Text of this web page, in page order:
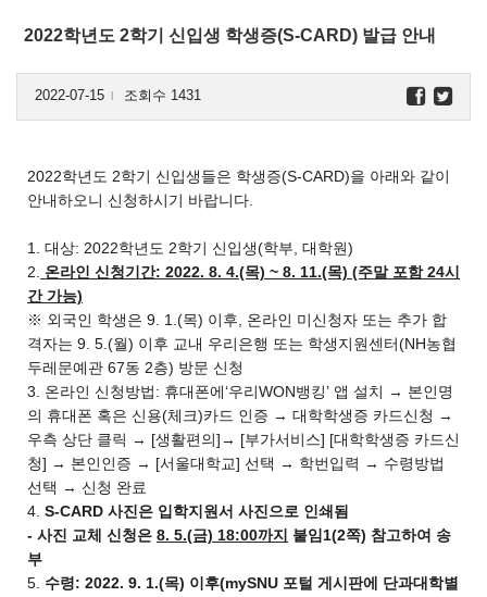
2022학년도 2학기 신입생 학생증(S-CARD) 발급 안내
2022-07-15 l 조회수 1431
2022학년도 2학기 신입생들은 학생증(S-CARD)을 아래와 같이
안내하오니 신청하시기 바랍니다.
1. 대상: 2022학년도 2학기 신입생(학부, 대학원)
2.
온라인 신청기간: 2022. 8. 4.(목) ~ 8. 11.(목) (주말 포함 24시
간 가능)
※ 외국인 학생은 9. 1.(목) 이후, 온라인 미신청자 또는 추가 합
격자는 9. 5.(월) 이후 교내 우리은행 또는 학생지원센터(NH농협
두레문예관 67동 2층) 방문 신청
3. 온라인 신청방법: 휴대폰에‘우리WON뱅킹’ 앱 설치 → 본인명
의 휴대폰 혹은 신용(체크)카드 인증 → 대학학생증 카드신청 →
우측 상단 클릭 → [생활편의]→ [부가서비스] [대학학생증 카드신
청] → 본인인증 → [서울대학교] 선택 → 학번입력 → 수령방법
선택 → 신청 완료
4. S-CARD 사진은 입학지원서 사진으로 인쇄됨
- 사진 교체 신청은 8. 5.(금) 18:00까지 붙임1(2쪽) 참고하여 송
부
5. 수령: 2022. 9. 1.(목) 이후(mySNU 포털 게시판에 단과대학별